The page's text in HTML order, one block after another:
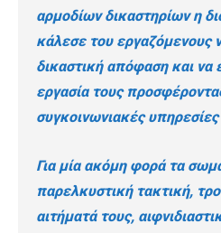
αρμοδίων δικαστηρίων η
κάλεσε του εργαζόμενους
δικαστική απόφαση και να
εργασία τους
συγκοινωνιακές
Για μία ακόμη φορά τα
παρελκυστική τακτική,
αιτήματά τους,